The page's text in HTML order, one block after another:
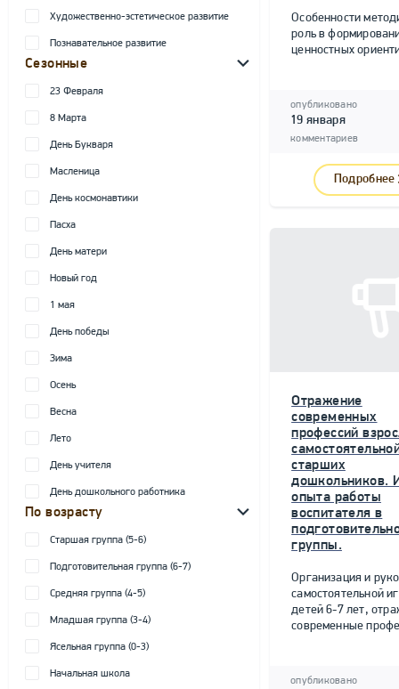
Художественно-эстетическое развитие
Познавательное развитие
Сезонные
23 Февраля
8 Марта
День Букваря
Масленица
День космонавтики
Пасха
День матери
Новый год
1 мая
День победы
Зима
Осень
Весна
Лето
День учителя
День дошкольного работника
По возрасту
Старшая группа (5-6)
Подготовительная группа (6-7)
Средняя группа (4-5)
Младшая группа (3-4)
Ясельная группа (0-3)
Начальная школа
Особенности
роль в
ценностных
опубликовано
19 января
комментариев
Подробнее
Отражение
современных
профессий
старших
дошкольников.
опыта работы
воспитателя в
группы.
Организация и
самостоятельной
детей 6-7 лет,
современные
опубликовано